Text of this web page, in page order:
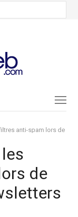
anti-spam lors de
de